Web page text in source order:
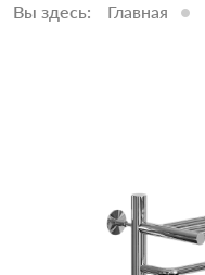
Вы здесь: Главная